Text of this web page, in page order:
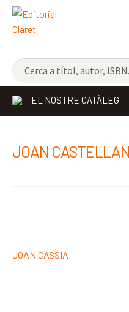
NOVETATS
ELS MÉS VENUTS
EL NOSTRE CATÀLEG
JOAN
Navegació
Entrada
JOAN CASSIA